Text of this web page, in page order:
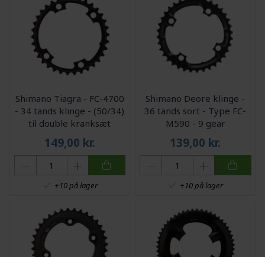
Shimano Tiagra - FC-4700
- 34 tands klinge - (50/34)
til double kranksæt
149,00 kr.
+10 på lager
Shimano Deore klinge -
36 tands sort - Type FC-
M590 - 9 gear
139,00 kr.
+10 på lager